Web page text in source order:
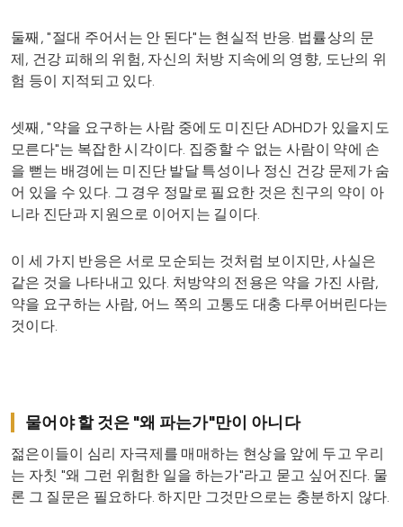
둘째, "절대 주어서는 안 된다"는 현실적 반응. 법률상의 문
제, 건강 피해의 위험, 자신의 처방 지속에의 영향, 도난의 위
험 등이 지적되고 있다.
셋째, "약을 요구하는 사람 중에도 미진단 ADHD가 있을지도
모른다"는 복잡한 시각이다. 집중할 수 없는 사람이 약에 손
을 뻗는 배경에는 미진단 발달 특성이나 정신 건강 문제가 숨
어 있을 수 있다. 그 경우 정말로 필요한 것은 친구의 약이 아
니라 진단과 지원으로 이어지는 길이다.
이 세 가지 반응은 서로 모순되는 것처럼 보이지만, 사실은
같은 것을 나타내고 있다. 처방약의 전용은 약을 가진 사람,
약을 요구하는 사람, 어느 쪽의 고통도 대충 다루어버린다는
것이다.
물어야 할 것은 "왜 파는가"만이 아니다
젊은이들이 심리 자극제를 매매하는 현상을 앞에 두고 우리
는 자칫 "왜 그런 위험한 일을 하는가"라고 묻고 싶어진다. 물
론 그 질문은 필요하다. 하지만 그것만으로는 충분하지 않다.